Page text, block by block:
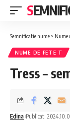
Semnificatie nume > Nume
NUME DE FETE T
Tress –
Edina Publicat: